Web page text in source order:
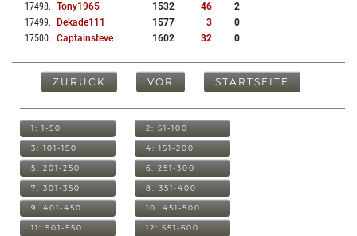
17498. Tony1965 1532 46
2
17499. Dekade111 1577 3
0
17500. Captainsteve 1602 32 0
ZURÜCK VOR STARTSEITE
1: 1-50 2: 51-100
3: 101-150 4: 151-200
5: 201-250 6: 251-300
7: 301-350 8: 351-400
9: 401-450 10: 451-500
11: 501-550 12: 551-600